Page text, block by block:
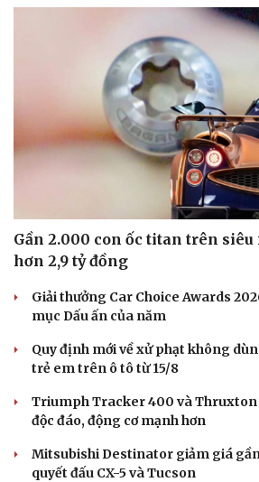
Gần 2.000 con ốc titan trên
hơn 2,9 tỷ đồng
Giải thưởng Car Choice Awards
mục Dấu ấn của năm
Quy định mới về xử phạt không
trẻ em trên ô tô từ 15/8
Triumph Tracker 400 và Thruxton
độc đáo, động cơ mạnh hơn
Mitsubishi Destinator giảm giá
quyết đấu CX-5 và Tucson